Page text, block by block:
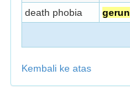
death phobia gerun
Kembali ke atas